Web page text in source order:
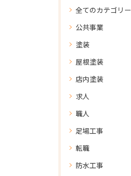
全てのカテゴリー
公共事業
塗装
屋根塗装
店内塗装
求人
職人
足場工事
転職
防水工事